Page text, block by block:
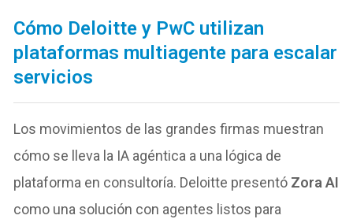
Cómo Deloitte y PwC utilizan
plataformas multiagente para escalar
servicios
Los movimientos de las grandes firmas muestran
cómo se lleva la IA agéntica a una lógica de
plataforma en consultoría. Deloitte presentó Zora AI
como una solución con agentes listos para